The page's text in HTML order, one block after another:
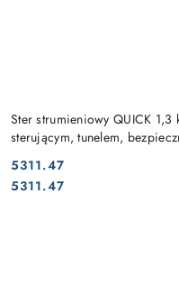
Ster strumieniowy QUICK 1,3
sterującym, tunelem,
Cena:
5311.47
Cena:
5311.47